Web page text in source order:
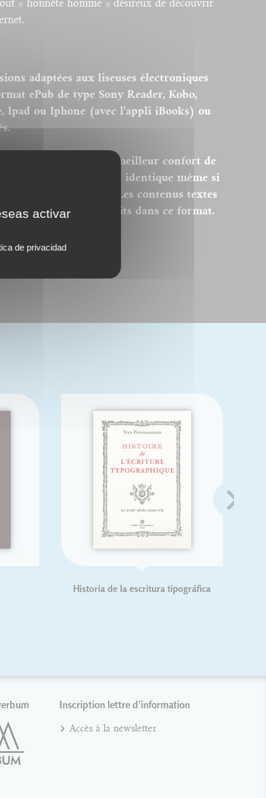
« honnête homme » désireux de découvrir
adaptées aux liseuses électroniques
ePub de type Sony Reader, Kobo,
Ipad ou Iphone (avec l'appli iBooks) ou
pour permettre le meilleur confort de
donc pas strictement identique même si
graphique initiale. Les contenus textes
reproduits dans ce format.
Historia de la escritura tipográfica
Inscription lettre d'information
Accès à la newsletter
activar
de privacidad